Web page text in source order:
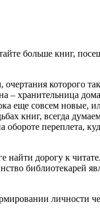
больше книг,
которого
– хранительница
еще совсем новые,
книг, всегда
переплета,
дорогу к
библиотекарей
личности